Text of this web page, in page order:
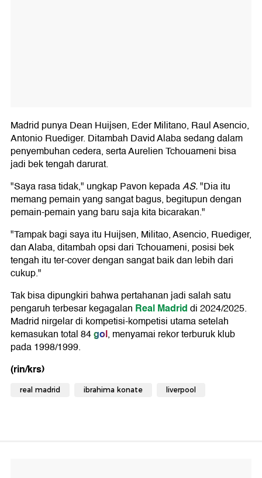
Madrid punya Dean Huijsen, Eder Militano, Raul Asencio,
Antonio Ruediger. Ditambah David Alaba sedang dalam
penyembuhan cedera, serta Aurelien Tchouameni bisa
jadi bek tengah darurat.
"Saya rasa tidak," ungkap Pavon kepadaAS."Dia itu
memang pemain yang sangat bagus, begitupun dengan
pemain-pemain yang baru saja kita bicarakan."
"Tampak bagi saya itu Huijsen, Militao, Asencio, Ruediger,
dan Alaba, ditambah opsi dari Tchouameni, posisi bek
tengah itu ter-cover dengan sangat baik dan lebih dari
cukup."
Tak bisa dipungkiri bahwa pertahanan jadi salah satu
pengaruh terbesar kegagalan Real Madriddi 2024/2025.
Madrid nirgelar di kompetisi-kompetisi utama setelah
kemasukan total 84gol, menyamai rekor terburuk klub
pada 1998/1999.
(rin/krs)
real madrid ibrahima konate liverpool